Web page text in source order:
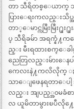
တာ သီရိတစ္ေယာက္ သ
ပြားေရးကလည္းသိပ္
တာ္ေမာင္ကမြဳးမြဳး႐ူး
ပ္ သီရိခမ်ာ အရက္နံ႔
ည္း မီးရထားစက္ေခ
ညေတြလည္းမ်ားေန
ကေလးနဲ႔ကလိလိုက္
သာေျဖေနရတာေပ
လည္း အျပည့္အ၀မခံစ
လ ယူမိတာမွားၿပီလို